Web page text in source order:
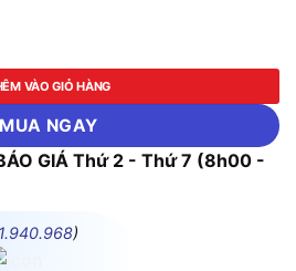
Trời 20W Ánh Sáng Vàng MPE
VÀO GIỎ HÀNG
MUA NGAY
GIÁ Thứ 2 - Thứ 7 (8h00 -
)